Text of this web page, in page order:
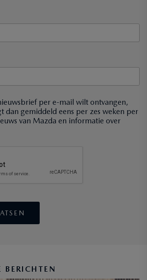
per e-mail wilt ontvangen,
dan gemiddeld eens per zes weken per
van Mazda en informatie over
BERICHTEN